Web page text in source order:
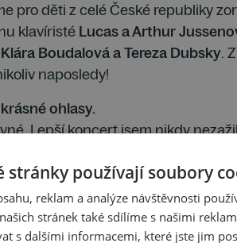
pro děti z celé České republiky
klavíristé Lucas a Arthur
Klára Boudalová a Tereza Dubsky.
naposledy!
ohlasy.
Lepší koncert jsem nikdy
a hlavně ty bubny.
Dost se mi líbily ty klidnější
byl ten koncert. obzvlášť
s robůtkem.
stránky používají soubory
reklam a analýze návštěvnosti
stránek také sdílíme s našimi
s dalšími informacemi, které jste jim